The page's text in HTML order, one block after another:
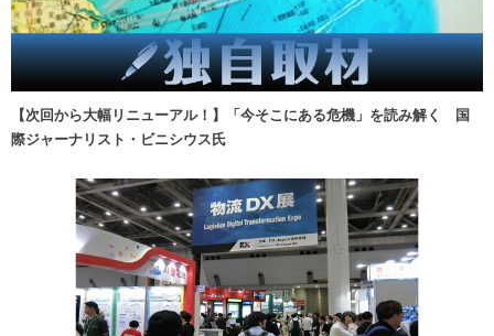
【次回から大幅リニューアル！】「今そこにある危機」を読み解く 国
際ジャーナリスト・ビニシウス氏